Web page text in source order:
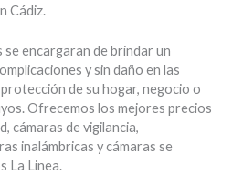
Cádiz.
encargaran de brindar un
y sin daño en las
de su hogar, negocio o
Ofrecemos los mejores precios
cámaras de vigilancia,
inalámbricas y cámaras se
La Linea.